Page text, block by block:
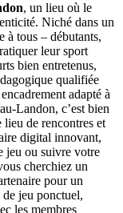
, un lieu où le
Niché dans un
à tous – débutants,
leur sport
bien entretenus,
qualifiée
adapté à
Landon, c’est bien
lieu de rencontres et
digital innovant,
jeu ou suivre votre
cherchiez un
pour un
jeu ponctuel,
les membres